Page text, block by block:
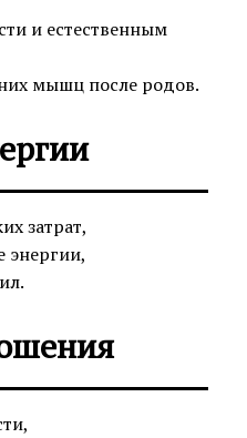
и естественным
мышц после родов.
затрат,
энергии,